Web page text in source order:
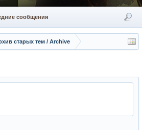
старых тем / Archive
сообщения